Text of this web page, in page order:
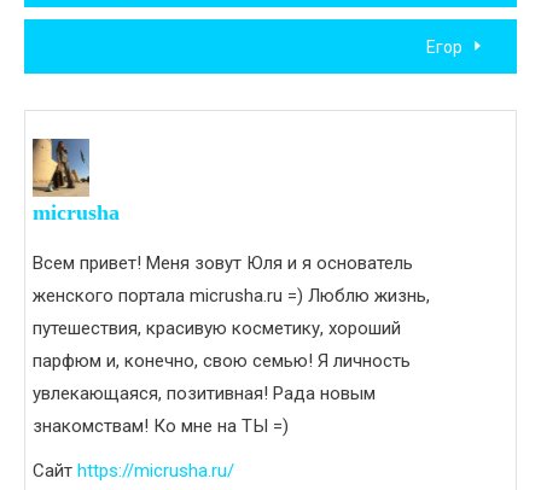
по
записям
Егор
micrusha
Всем привет! Меня зовут Юля и я основатель
женского портала micrusha.ru =) Люблю жизнь,
путешествия, красивую косметику, хороший
парфюм и, конечно, свою семью! Я личность
увлекающаяся, позитивная! Рада новым
знакомствам! Ко мне на ТЫ =)
Сайт https://micrusha.ru/